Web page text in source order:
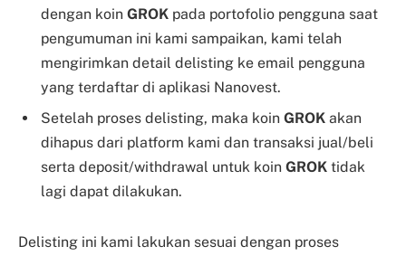
dengan koin GROK pada portofolio pengguna saat
pengumuman ini kami sampaikan, kami telah
mengirimkan detail delisting ke email pengguna
yang terdaftar di aplikasi Nanovest.
Setelah proses delisting, maka koin GROK akan
dihapus dari platform kami dan transaksi jual/beli
serta deposit/withdrawal untuk koin GROK tidak
lagi dapat dilakukan.
Delisting ini kami lakukan sesuai dengan proses